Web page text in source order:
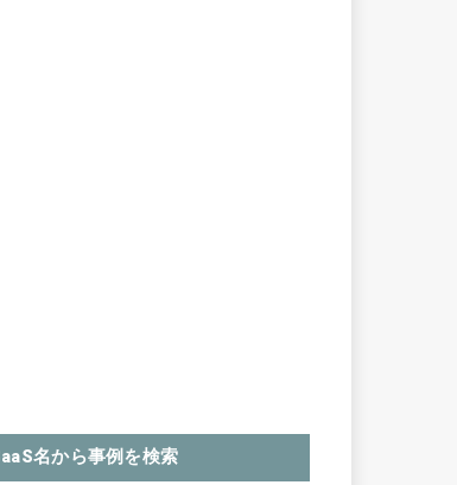
名から事例を検索